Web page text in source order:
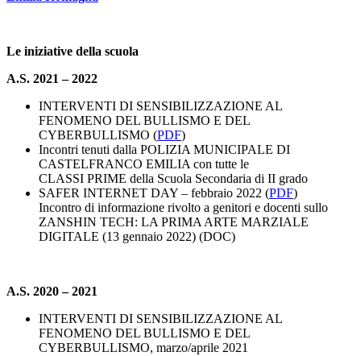
Le iniziative della scuola
A.S. 2021 – 2022
INTERVENTI DI SENSIBILIZZAZIONE AL
FENOMENO DEL BULLISMO E DEL
CYBERBULLISMO (PDF)
Incontri tenuti dalla POLIZIA MUNICIPALE DI
CASTELFRANCO EMILIA con tutte le
CLASSI PRIME della Scuola Secondaria di II grado
SAFER INTERNET DAY – febbraio 2022 (PDF)
Incontro di informazione rivolto a genitori e docenti sullo
ZANSHIN TECH: LA PRIMA ARTE MARZIALE
DIGITALE (13 gennaio 2022) (DOC)
A.S. 2020 – 2021
INTERVENTI DI SENSIBILIZZAZIONE AL
FENOMENO DEL BULLISMO E DEL
CYBERBULLISMO, marzo/aprile 2021